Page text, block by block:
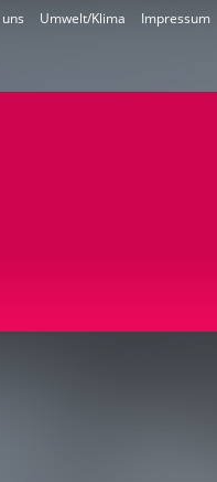
Impressum
Umwelt/Klima